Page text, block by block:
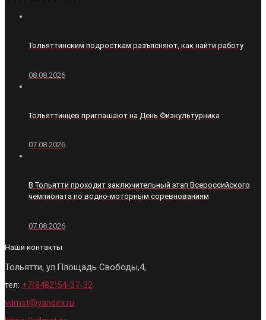
Тольяттинским подросткам разъясняют, как найти работу
08.08.2026
Тольяттинцев приглашают на День Физкультурника
07.08.2026
В Тольятти проходит заключительный этап Всероссийского
чемпионата по водно-моторным соревнованиям
07.08.2026
Наши контакты
Тольятти, ул.Площадь Свободы,4,
тел: +7(8482)54-37-32
vdmst@yandex.ru